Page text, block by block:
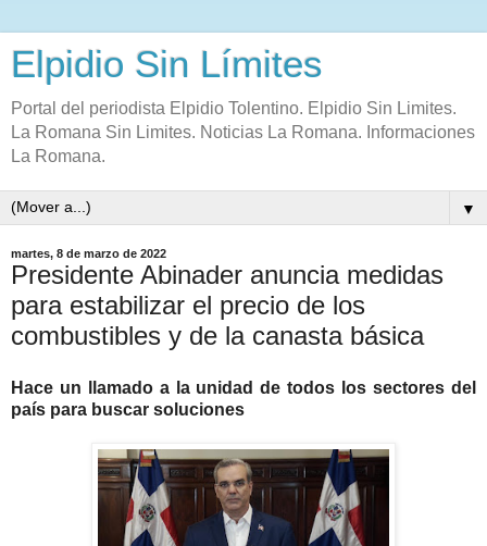
Elpidio Sin Límites
Portal del periodista Elpidio Tolentino. Elpidio Sin Limites.
La Romana Sin Limites. Noticias La Romana. Informaciones
La Romana.
▼
martes, 8 de marzo de 2022
Presidente Abinader anuncia medidas
para estabilizar el precio de los
combustibles y de la canasta básica
Hace un llamado a la unidad de todos los sectores del
país para buscar soluciones